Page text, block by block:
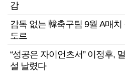
감
감독 없는 韓축구팀 9월 A매
도르
“성공은 자이언츠서” 이정후,
설 날렸다